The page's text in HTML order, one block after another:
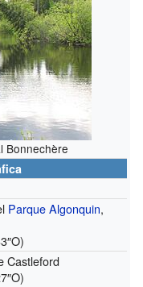
Bonnechère
Parque Algonquin,
)
Castleford
)